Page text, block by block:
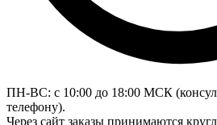
ПН-ВС: с 10:00 до 18:00 МСК
телефону).
Через сайт заказы принимаются